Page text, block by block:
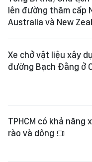
lên đường thăm cấp
Australia và New
Xe chở vật liệu xây
đường Bạch Đằng ở
TPHCM có khả năng
rào và dông